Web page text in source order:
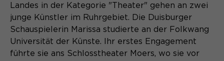
Zweck
Content Management System dieser
Webseite. Diese Basis-Cookies sind
Sie ermöglichen es der Website, Sie
zu erkennen und somit Ihre Sitzung
Name _pk_id*
Anbieter Matomo
Laufzeit 13 Monate
Cookie-Informationen
Aktivierung Mehrsprachigkeit
Diese Cookies ermöglichen die automatische
Landes in der Kategorie "Theater" gehen an zwei
junge Künstler im Ruhrgebiet. Die Duisburger
Schauspielerin Marissa studierte an der Folkwang
Universität der Künste. Ihr erstes Engagement
führte sie ans Schlosstheater Moers, wo sie vor